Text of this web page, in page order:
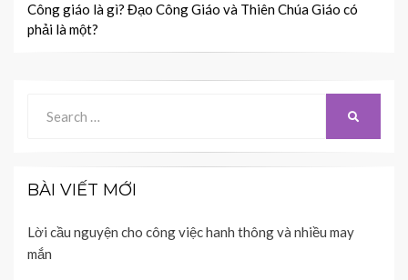
Công giáo là gì? Đạo Công Giáo và Thiên Chúa Giáo có
phải là một?
for:
BÀI VIẾT MỚI
Lời cầu nguyện cho công việc hanh thông và nhiều may
mắn